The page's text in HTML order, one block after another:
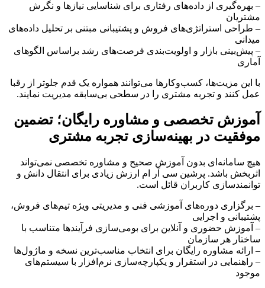
– بهره‌گیری از داده‌های رفتاری برای شناسایی نیازها و نگرش
مشتریان
– طراحی استراتژی‌های فروش و پشتیبانی مبتنی بر تحلیل داده‌های
میدانی
– پیش‌بینی بازار و اولویت‌بندی فرصت‌های رشد براساس الگوهای
آماری
با این مزیت‌ها، کسب‌وکارها می‌توانند همواره یک قدم جلوتر از رقبا
عمل کنند و تجربه مشتری را در سطحی بی‌سابقه مدیریت نمایند.
آموزش تخصصی و مشاوره رایگان؛ تضمین
موفقیت در بهینه‌سازی تجربه مشتری
هیچ سامانه‌ای بدون آموزش صحیح و مشاوره تخصصی نمی‌تواند
اثربخش باشد. پرشین سی آر ام ارزش زیادی برای انتقال دانش و
توانمند‌سازی کاربران قائل است.
– برگزاری دوره‌های آموزشی فنی و مدیریتی ویژه تیم‌های فروش،
پشتیبانی و اجرایی
– آموزش حضوری و آنلاین برای بومی‌سازی فرآیندها متناسب با
ساختار هر سازمان
– ارائه مشاوره رایگان برای انتخاب مناسب‌ترین نسخه و ماژول‌ها
– راهنمایی در استقرار و یکپارچه‌سازی نرم‌افزار با سیستم‌های
موجود